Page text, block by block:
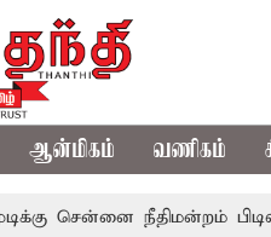
ஆன்மிகம் வணிகம்
நீதிமன்றம் பிடிவாராண்ட்